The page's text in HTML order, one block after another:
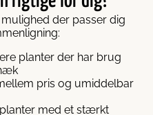
der passer dig
planter der har brug
pris og umiddelbar
med et stærkt